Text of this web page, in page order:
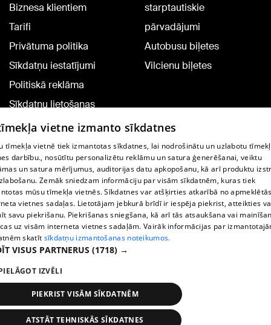
Biznesa klientiem
Tarifi
Privātuma politika
Sīkdatņu iestatījumi
Politiskā reklāma
Sīkdatņu lietošanas
noteikumi
Komentāru pievienošana
starptautiskie
pārvadājumi
Autobusu biļetes
Vilcienu biļetes
TV programma
Līguma noteikumi
360 Ziņu kontakti
Helio Media
Portāla palīdzības dienests: e-pasts -
All rights reserved.
vietne izmanto sīkdatnes
tīmekļa vietnē tiek izmantotas sīkdatnes, lai nodrošinātu un uzlabotu
darbību., nosūtītu personalizētu reklāmu un satura ģenerēšanai, veiktu
un satura mērījumus, auditorijas datu apkopošanu, kā arī produktu
Zemāk sniedzam informāciju par visām sīkdatnēm, kuras tiek
mūsu tīmekļa vietnēs. Sīkdatnes var atšķirties atkarībā no
vietnes sadaļas. Lietotājam jebkurā brīdī ir iespēja piekrist, atteikties
savu piekrišanu. Piekrišanas sniegšana, kā arī tās atsaukšana vai
uz visām interneta vietnes sadaļām. Vairāk informācijas par
skatīt sīkdatņu izmantošanas noteikumos.
VISUS PARTNERUS (1718) →
IZVĒLI
PIEKRIST VISĀM SĪKDATNĒM
ATSTĀT TEHNISKĀS SĪKDATNES